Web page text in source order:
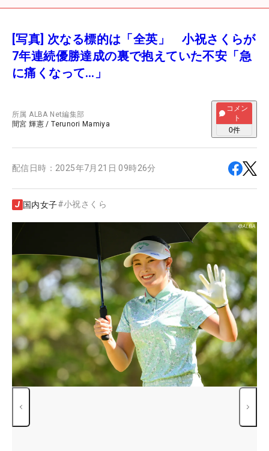
[写真] 次なる標的は「全英」 小祝さくらが
7年連続優勝達成の裏で抱えていた不安「急
に痛くなって…」
所属ALBA Net編集部
間宮 輝憲 /Terunori Mamiya
コメン
ト
0件
配信日時： 2025年7月21日 09時26分
国内女子#小祝さくら